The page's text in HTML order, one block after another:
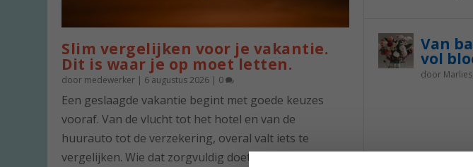
Slim vergelijken voor je vakantie.
Dit is waar je op moet letten.
door medewerker | 6 augustus 2026 | 0
Een geslaagde vakantie begint met goede keuzes
vooraf. Van de vlucht tot het hotel en van de
huurauto tot de verzekering, overal valt iets te
vergelijken. Wie dat zorgvuldig doet, betaalt vaak
Van
vol
door